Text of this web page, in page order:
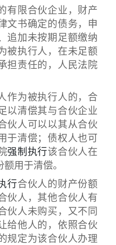
限合伙企业，财产
文书确定的债务，申
追加未按期足额缴纳
被执行人，在未足额
担责任的，人民法院
为被执行人的，合
以清偿其与合伙企业
伙人可以以其从合伙
于清偿；债权人也可
强制执行该合伙人在
用于清偿。
行合伙人的财产份额
伙人，其他合伙人有
伙人未购买，又不同
给他人的，依照合伙
规定为该合伙人办理